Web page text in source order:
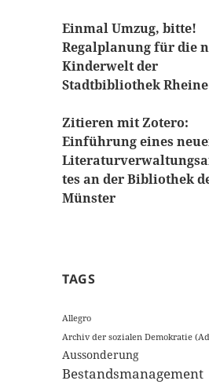
Einmal Umzug, bitte!
Regalplanung für die
Kinderwelt der
Stadtbibliothek Rheine
Zitieren mit Zotero:
Einführung eines
tes an der Bibliothek
Münster
TAGS
Allegro
Archiv der sozialen Demokratie
Aussonderung
Bestandsmanagement